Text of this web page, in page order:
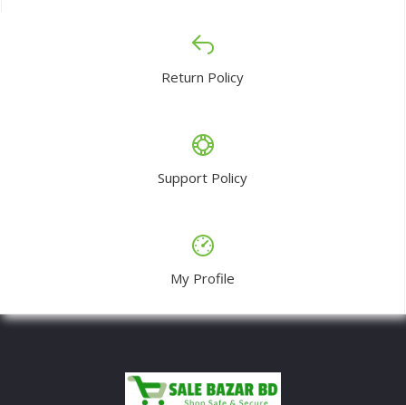
Return Policy
Support Policy
My Profile